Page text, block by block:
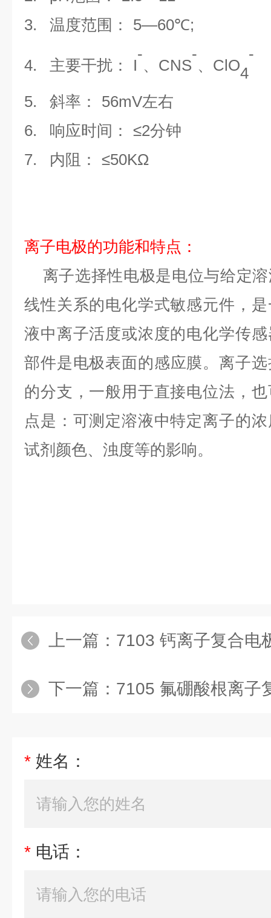
3. 温度范围： 5―60℃;
4. 主要干扰： I
-
、 CNS
-
、 ClO4
-
5. 斜率： 56mV左右
6. 响应时间： ≤2分钟
7. 内阻： ≤50KΩ
离子电极的功能和特点：
离子选择性电极是电位与给定
线性关系的电化学式敏感元件，
液中离子活度或浓度的电化学传
部件是电极表面的感应膜。离子
的分支，一般用于直接电位法，
点是：可测定溶液中特定离子的
试剂颜色、浊度等的影响。
上一篇： 7103 钙离子复合电
下一篇： 7105 氟硼酸根离子
* 姓名：
* 电话：